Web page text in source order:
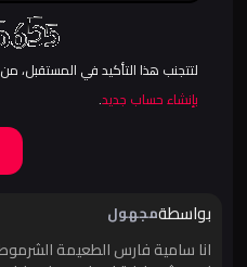
لتتجنب هذا التأكيد في المستقبل،
بإنشاء حساب جديد.
بواسطةمجهول
انا سامية فارس الطعيمة